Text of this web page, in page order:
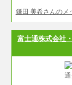
中
※
優
※
鎌田 美希さんのメ
富士通株式会社